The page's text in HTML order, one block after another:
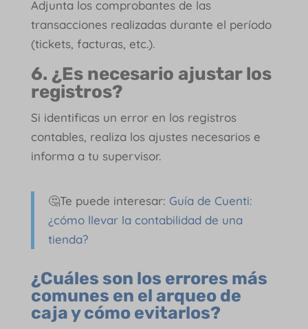
Adjunta los comprobantes de las
transacciones realizadas durante el período
(tickets, facturas, etc.).
6. ¿Es necesario ajustar los
registros?
Si identificas un error en los registros
contables, realiza los ajustes necesarios e
informa a tu supervisor.
🤔Te puede interesar: Guía de Cuenti:
¿cómo llevar la contabilidad de una
tienda?
¿Cuáles son los errores más
comunes en el arqueo de
caja y cómo evitarlos?